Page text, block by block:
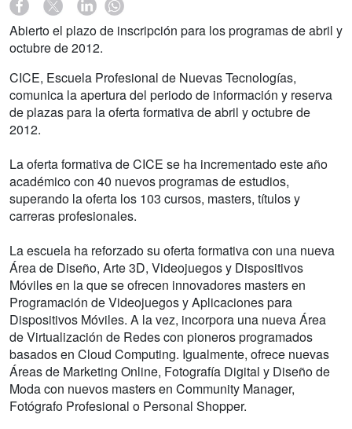
Abierto el plazo de inscripción para los programas de abril y
octubre de 2012.
CICE, Escuela Profesional de Nuevas Tecnologías,
comunica la apertura del periodo de información y reserva
de plazas para la oferta formativa de abril y octubre de
2012.
La oferta formativa de CICE se ha incrementado este año
académico con 40 nuevos programas de estudios,
superando la oferta los 103 cursos, masters, títulos y
carreras profesionales.
La escuela ha reforzado su oferta formativa con una nueva
Área de Diseño, Arte 3D, Videojuegos y Dispositivos
Móviles en la que se ofrecen innovadores masters en
Programación de Videojuegos y Aplicaciones para
Dispositivos Móviles. A la vez, incorpora una nueva Área
de Virtualización de Redes con pioneros programados
basados en Cloud Computing. Igualmente, ofrece nuevas
Áreas de Marketing Online, Fotografía Digital y Diseño de
Moda con nuevos masters en Community Manager,
Fotógrafo Profesional o Personal Shopper.